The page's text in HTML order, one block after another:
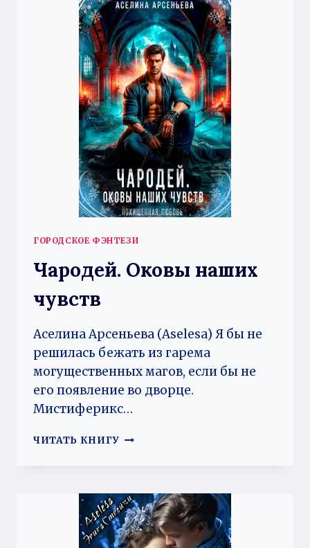
ГОРОДСКОЕ ФЭНТЕЗИ
Чародей. Оковы наших
чувств
Аселина Арсеньева (Aselesa) Я бы не
решилась бежать из гарема
могущественных магов, если бы не
его появление во дворце.
Мистиферикс…
ЧИТАТЬ КНИГУ ЧАРОДЕЙ.